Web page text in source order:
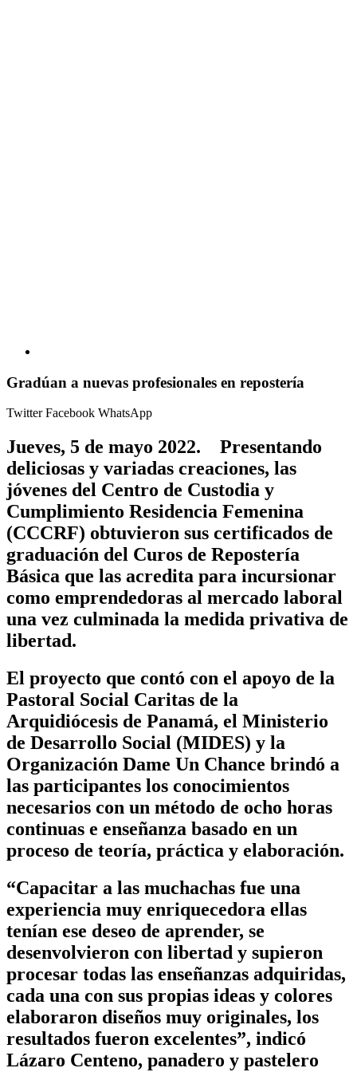
Gradúan a nuevas profesionales en repostería
TwitterFacebook WhatsApp
Jueves, 5 de mayo 2022. Presentando
deliciosas y variadas creaciones, las
jóvenes del Centro de Custodia y
Cumplimiento Residencia Femenina
(CCCRF) obtuvieron sus certificados de
graduación del Curos de Repostería
Básica que las acredita para incursionar
como emprendedoras al mercado laboral
una vez culminada la medida privativa de
libertad.
El proyecto que contó con el apoyo de la
Pastoral Social Caritas de la
Arquidiócesis de Panamá, el Ministerio
de Desarrollo Social (MIDES) y la
Organización Dame Un Chance brindó a
las participantes los conocimientos
necesarios con un método de ocho horas
continuas e enseñanza basado en un
proceso de teoría, práctica y elaboración.
“Capacitar a las muchachas fue una
experiencia muy enriquecedora ellas
tenían ese deseo de aprender, se
desenvolvieron con libertad y supieron
procesar todas las enseñanzas adquiridas,
cada una con sus propias ideas y colores
elaboraron diseños muy originales, los
resultados fueron excelentes”, indicó
Lázaro Centeno, panadero y pastelero